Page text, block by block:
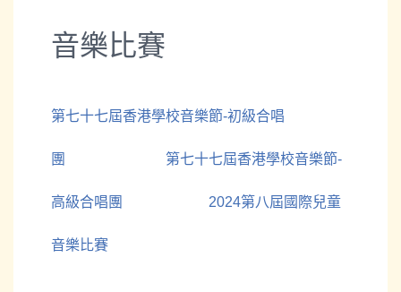
音樂比賽
第七十七屆香港學校音樂節-初級合唱
團 第七十七屆香港學校音樂節-
高級合唱團 2024第八屆國際兒童
音樂比賽